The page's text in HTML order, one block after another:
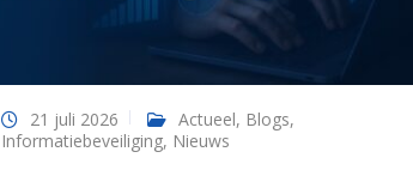
21 juli 2026 Actueel, Blogs,
Informatiebeveiliging, Nieuws